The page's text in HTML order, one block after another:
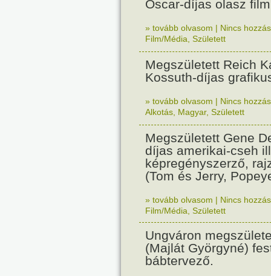
Oscar-díjas olasz
» tovább olvasom | Nincs
Film/Média Született
Megszületett Reich
Kossuth-díjas
» tovább olvasom | Nincs
Alkotás Magyar, Született
Megszületett Gene
díjas amerikai-cseh
képregényszerző,
(Tom és Jerry,
» tovább olvasom | Nincs
Film/Média Született
Ungváron
(Majlát Györgyné)
bábtervező.